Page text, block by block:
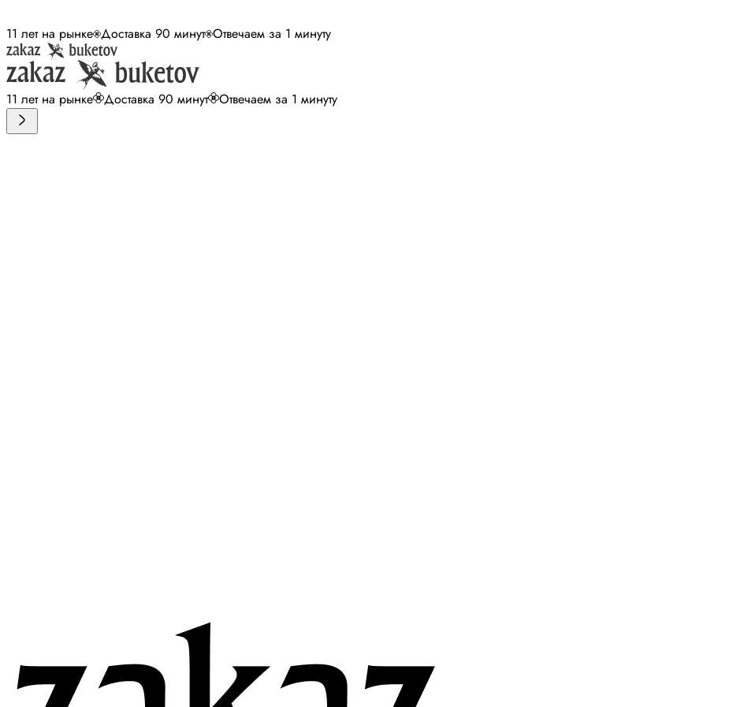
11 лет на рынке Доставка 90 минут Отвечаем за 1 минуту
11 лет на рынке Доставка 90 минут Отвечаем за 1 минуту